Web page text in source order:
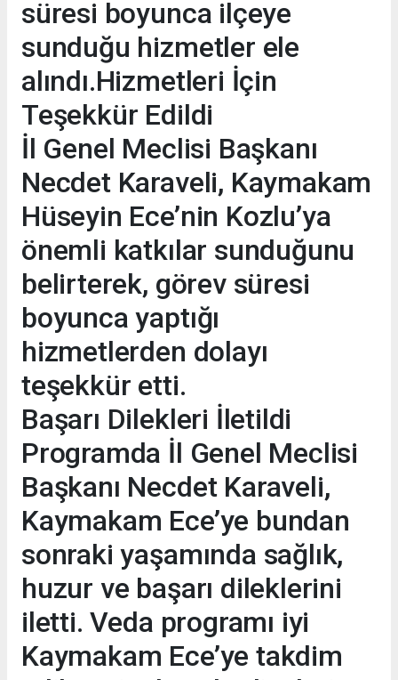
süresi boyunca ilçeye
sunduğu hizmetler ele
alındı.Hizmetleri İçin
Teşekkür Edildi
İl Genel Meclisi Başkanı
Necdet Karaveli, Kaymakam
Hüseyin Ece’nin Kozlu’ya
önemli katkılar sunduğunu
belirterek, görev süresi
boyunca yaptığı
hizmetlerden dolayı
teşekkür etti.
Başarı Dilekleri İletildi
Programda İl Genel Meclisi
Başkanı Necdet Karaveli,
Kaymakam Ece’ye bundan
sonraki yaşamında sağlık,
huzur ve başarı dileklerini
iletti. Veda programı iyi
Kaymakam Ece’ye takdim